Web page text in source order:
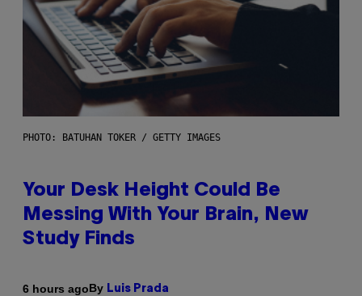
PHOTO: BATUHAN TOKER / GETTY IMAGES
Your Desk Height Could Be
Messing With Your Brain, New
Study Finds
6 hours agoBy Luis Prada